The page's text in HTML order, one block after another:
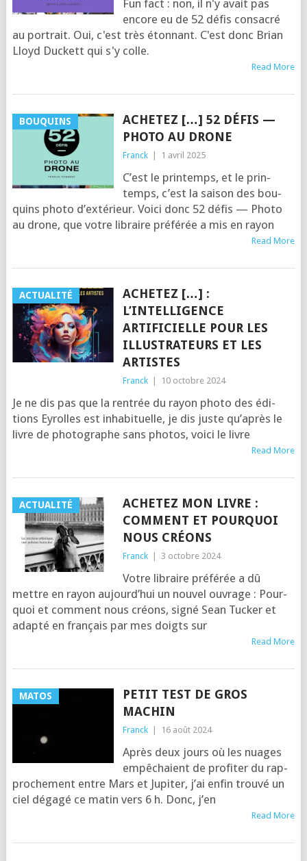
Fun fact : non, il n'y avait pas
encore eu de 52 défis consacré
au portrait. Oui, c'est très étonnant. C'est donc Brian
Lloyd Duckett qui s'y colle.
Read More
BOUQUINS
ACHETEZ […] 52 DÉFIS —
PHOTO AU DRONE
Franck | 1 avril 2025
C’est le prin­temps, et le prin­
temps, c’est la sai­son des bou­
quins pho­to d’ex­té­rieur. Voi­ci donc 52 défis — Pho­to
au drone, que votre libraire pré­fé­rée a mis en rayon
Read More
ACTUALITÉ
ACHETEZ […] :
L’INTELLIGENCE
ARTIFICIELLE POUR LES
ILLUSTRATEURS ET LES
ARTISTES
Franck | 10 octobre 2024
Je ne dis pas que la ren­trée du rayon pho­to des édi­
tions Eyrolles est inha­bi­tuelle, je dis juste qu’a­près le
livre de pho­to­graphe sans pho­tos, voi­ci le livre
Read More
ACTUALITÉ
ACHETEZ MON LIVRE :
COMMENT ET POURQUOI
NOUS CRÉONS
Franck | 3 octobre 2024
Votre libraire pré­fé­rée a dû
mettre en rayon aujourd’­hui un nou­vel ouvrage : Pour­
quoi et com­ment nous créons, signé Sean Tucker et
adap­té en fran­çais par mes doigts sur
Read More
MATOS
PETIT TEST DE GROS
MACHIN
Franck | 16 août 2024
Après deux jours où les nuages
empê­chaient de pro­fi­ter du rap­
pro­che­ment entre Mars et Jupi­ter, j’ai enfin trou­vé un
ciel déga­gé ce matin vers 6 h. Donc, j’en
Read More